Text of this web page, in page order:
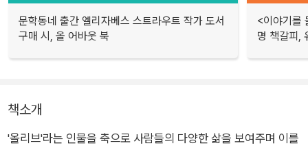
문학동네 출간 엘리자베스 스트라우트 작가 도서
구매 시, 올 어바웃 북
<이야기를
명 책갈피,
책소개
'올리브'라는 인물을 축으로 사람들의 다양한 삶을 보여주며 이를